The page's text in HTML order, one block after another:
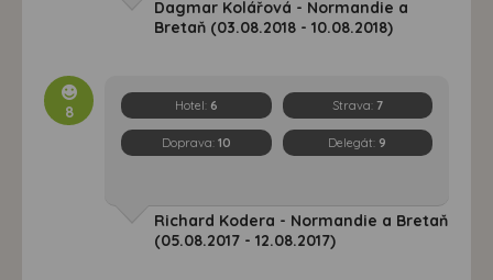
Dagmar Kolářová - Normandie a
Bretaň (03.08.2018 - 10.08.2018)
8 Hotel: 6 Strava: 7
Doprava: 10 Delegát: 9
Richard Kodera - Normandie a Bretaň
(05.08.2017 - 12.08.2017)